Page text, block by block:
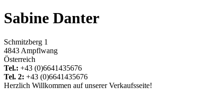
Sabine Danter
Schmitzberg 1
4843 Ampflwang
Österreich
Tel.: +43 (0)6641435676
Tel. 2: +43 (0)6641435676
Herzlich Willkommen auf unserer Verkaufsseite!